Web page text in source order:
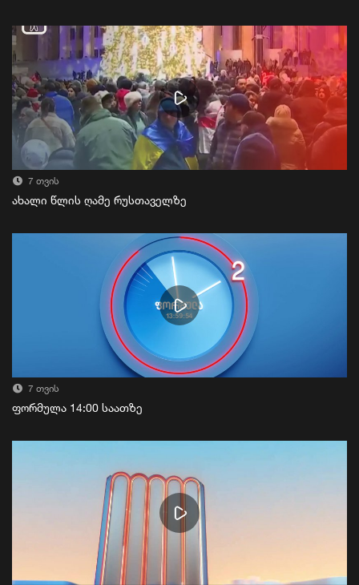
7 თვის
ახალი წლის ღამე რუსთაველზე
7 თვის
ფორმულა 14:00 საათზე